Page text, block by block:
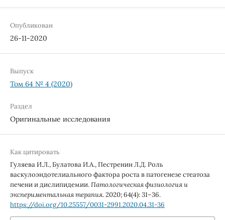
Опубликован
26-11-2020
Выпуск
Том 64 № 4 (2020)
Раздел
Оригинальные исследования
Как цитировать
Гуляева И.Л., Булатова И.А., Пестренин Л.Д. Роль
васкулоэндотелиального фактора роста в патогенезе стеатоза
печени и дислипидемии.Патологическая физиология и
экспериментальная терапия. 2020; 64(4): 31–36.
https://doi.org/10.25557/0031-2991.2020.04.31-36